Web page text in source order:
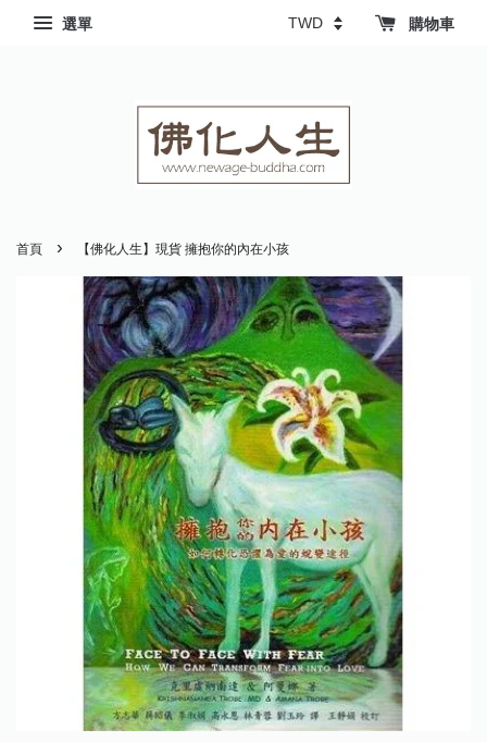
選單 購物車
首頁 › 【佛化人生】現貨 擁抱你的內在小孩